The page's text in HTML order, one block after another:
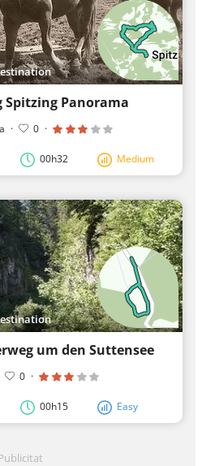
Panorama
· 0 ·
00h32 Medium
um den Suttensee
0 ·
00h15 Easy